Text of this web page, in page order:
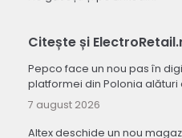
Citește și
Pepco face un nou pas în
platformei din Polonia alături
7 august 2026
Altex deschide un nou